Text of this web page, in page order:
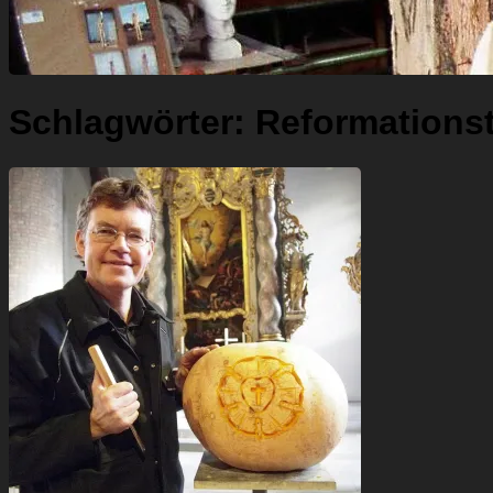
Schlagwörter: